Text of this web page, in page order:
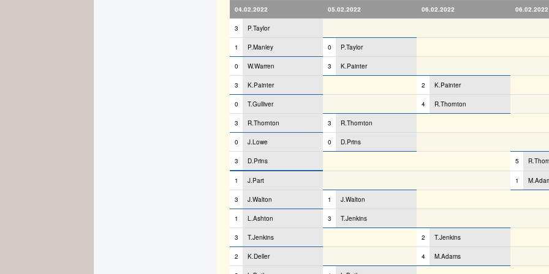
04.02.2022 05.02.2022 06.02.2022 06.02.2022
3 P.Taylor
1 P.Manley 0 P.Taylor
0 W.Warren 3 K.Painter
3 K.Painter 2 K.Painter
0 T.Gulliver 4 R.Thornton
3 R.Thornton 3 R.Thornton
0 J.Lowe 0 D.Prins
3 D.Prins 5
1 J.Part 1
3 J.Walton 1 J.Walton
1 L.Ashton 3 T.Jenkins
3 T.Jenkins 2 T.Jenkins
2 K.Deller 4 M.Adams